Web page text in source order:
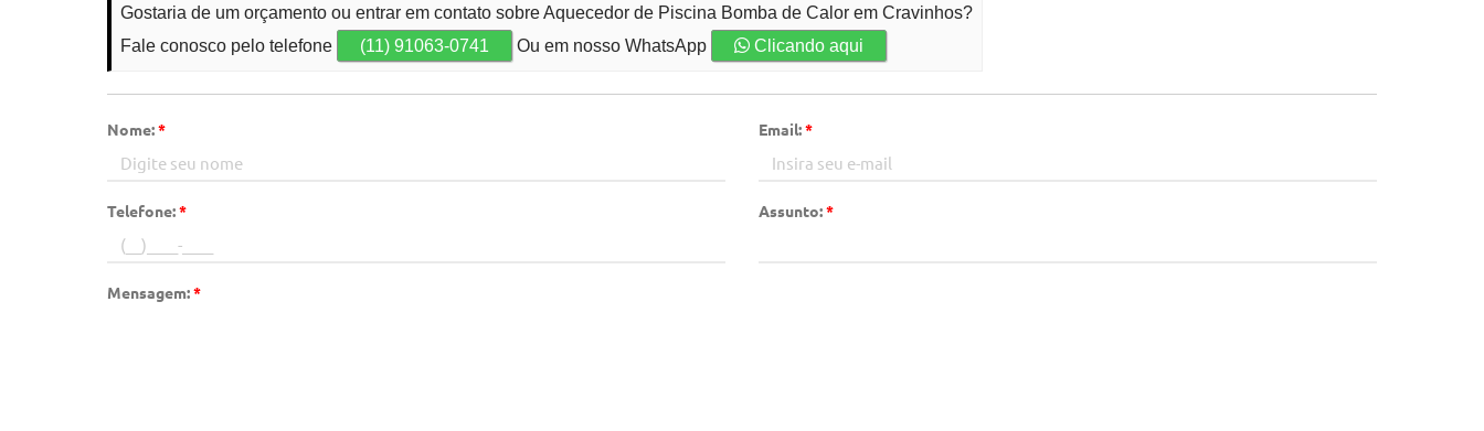
Gostaria de um orçamento ou entrar em contato sobre Aquecedor de Piscina Bomba de Calor em Cravinhos?
Fale conosco pelo telefone
(11) 91063-0741 Ou em nosso WhatsApp Clicando aqui
Nome:* Email:*
Telefone:* Assunto:*
Mensagem:*